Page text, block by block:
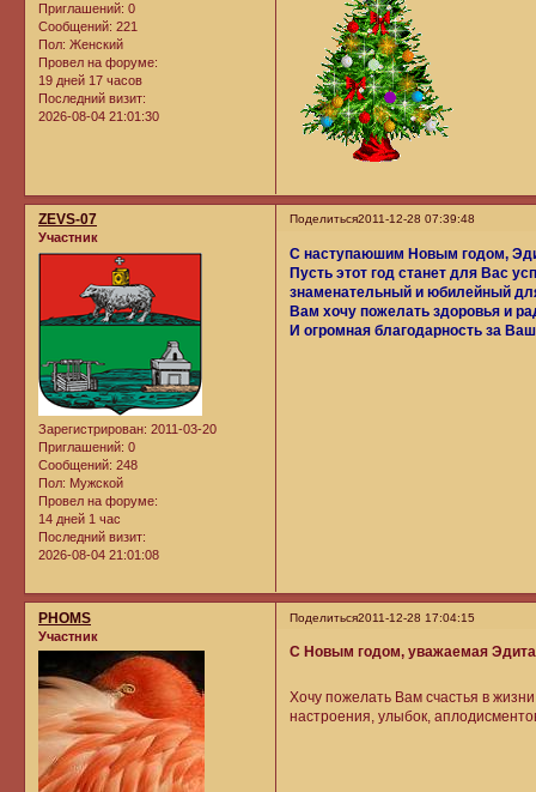
Приглашений: 0
Сообщений: 221
Пол: Женский
Провел на форуме:
19 дней 17 часов
Последний визит:
2026-08-04 21:01:30
Поделиться2011-12-28 07:39:48
ZEVS-07
Участник
Зарегистрирован: 2011-03-20
Приглашений: 0
Сообщений: 248
Пол: Мужской
Провел на форуме:
14 дней 1 час
Последний визит:
2026-08-04 21:01:08
С наступаюшим Новым годом,
Пусть этот год станет для Вас
знаменательный и юбилейный
Вам хочу пожелать здоровья и
И огромная благодарность за
Поделиться2011-12-28 17:04:15
PHOMS
Участник
С Новым годом, уважаемая
Хочу пожелать Вам счастья в
настроения, улыбок,